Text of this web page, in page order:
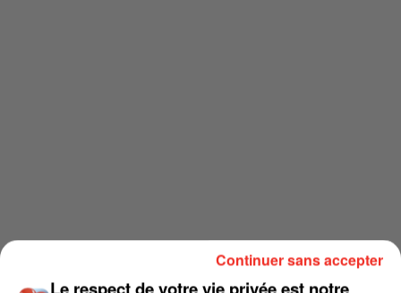
Le respect de votre vie privée est notre
Continuer sans accepter